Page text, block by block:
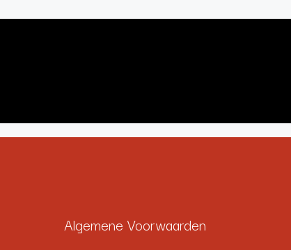
Algemene Voorwaarden